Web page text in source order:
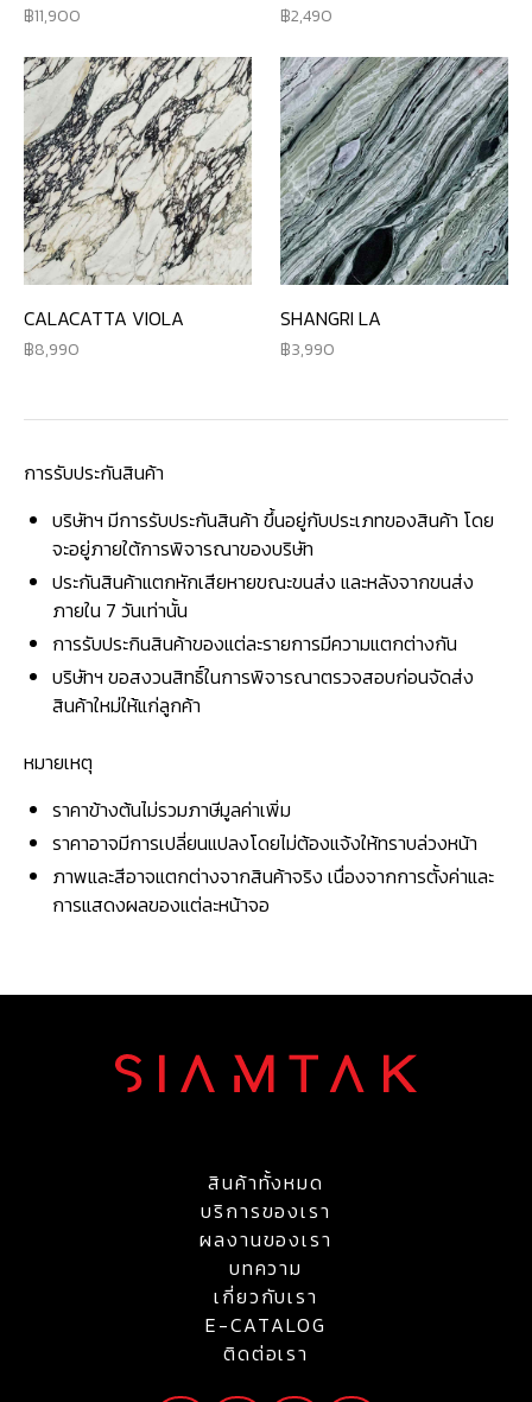
11,900 2,490
CALACATTA VIOLA
8,990
SHANGRI LA
3,990
การรับประกันสินค้า
บริษัทฯ มีการรับประกันสินค้า ขึ้นอยู่กับประเภทของสินค้า โดย
จะอยู่ภายใต้การพิจารณาของบริษัท
ประกันสินค้าแตกหักเสียหายขณะขนส่ง และหลังจากขนส่ง
ภายใน 7 วันเท่านั้น
การรับประกินสินค้าของแต่ละรายการมีความแตกต่างกัน
บริษัทฯ ขอสงวนสิทธิ์ในการพิจารณาตรวจสอบก่อนจัดส่ง
สินค้าใหม่ให้แก่ลูกค้า
หมายเหตุ
ราคาข้างต้นไม่รวมภาษีมูลค่าเพิ่ม
ราคาอาจมีการเปลี่ยนแปลงโดยไม่ต้องแจ้งให้ทราบล่วงหน้า
ภาพและสีอาจแตกต่างจากสินค้าจริง เนื่องจากการตั้งค่าและ
การแสดงผลของแต่ละหน้าจอ
สินค้าทั้งหมด
บริการของเรา
ผลงานของเรา
บทความ
เกี่ยวกับเรา
E-CATALOG
ติดต่อเรา